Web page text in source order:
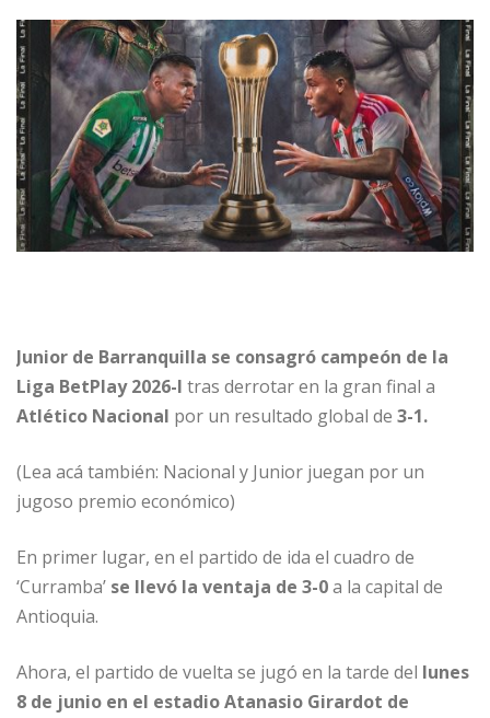
Junior de Barranquilla se consagró campeón de la
Liga BetPlay 2026-I tras derrotar en la gran final a
Atlético Nacional por un resultado global de 3-1.
(Lea acá también: Nacional y Junior juegan por un
jugoso premio económico)
En primer lugar, en el partido de ida el cuadro de
‘Curramba’ se llevó la ventaja de 3-0a la capital de
Antioquia.
Ahora, el partido de vuelta se jugó en la tarde del lunes
8 de junio en el estadio Atanasio Girardot de